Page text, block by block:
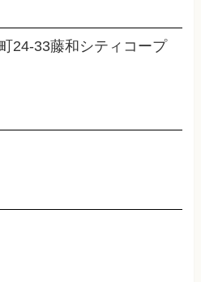
24-33藤和シティコープ